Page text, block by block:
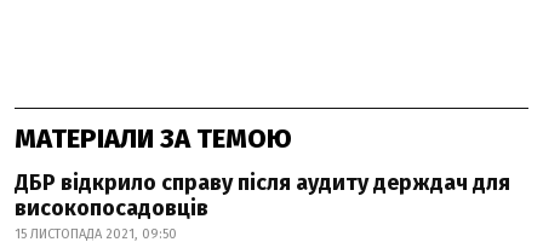
МАТЕРІАЛИ ЗА ТЕМОЮ
ДБР відкрило справу після аудиту держдач для
високопосадовців
15 ЛИСТОПАДА 2021, 09:50